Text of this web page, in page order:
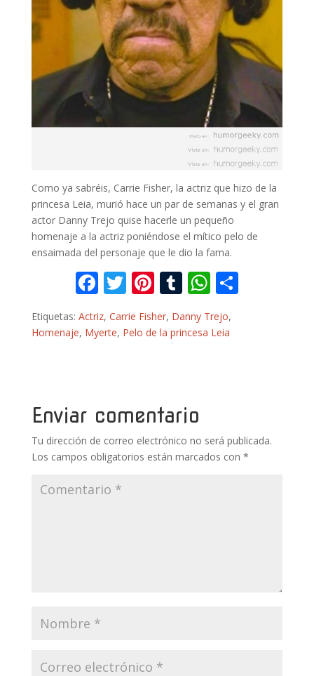
Como ya sabréis, Carrie Fisher, la actriz que hizo de la
princesa Leia, murió hace un par de semanas y el gran
actor Danny Trejo quise hacerle un pequeño
homenaje a la actriz poniéndose el mítico pelo de
ensaimada del personaje que le dio la fama.
F
ac
e
k
T
w
itt
Pi
nt
er
T
m
W
h
at
Etiquetas: Actriz, Carrie Fisher, Danny Trejo,
Homenaje, Myerte, Pelo de la princesa Leia
Enviar comentario
Tu dirección de correo electrónico no será publicada.
Los campos obligatorios están marcados con *